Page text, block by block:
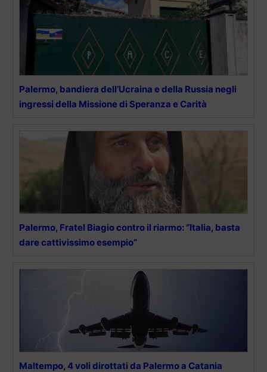
Palermo, bandiera dell’Ucraina e della Russia negli
ingressi della Missione di Speranza e Carità
Palermo, Fratel Biagio contro il riarmo: “Italia, basta
dare cattivissimo esempio”
Maltempo, 4 voli dirottati da Palermo a Catania